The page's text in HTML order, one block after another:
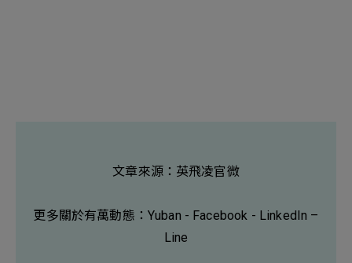
文章來源： 英飛凌官微
更多關於有萬動態： Yuban - Facebook - LinkedIn –
Line